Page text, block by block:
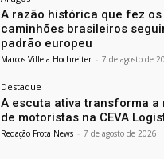
A razão histórica que fez os
caminhões brasileiros
padrão europeu
Marcos Villela Hochreiter - 7 de agosto de
Destaque
A escuta ativa transforma a
de motoristas na CEVA
Redação Frota News - 7 de agosto de 2026